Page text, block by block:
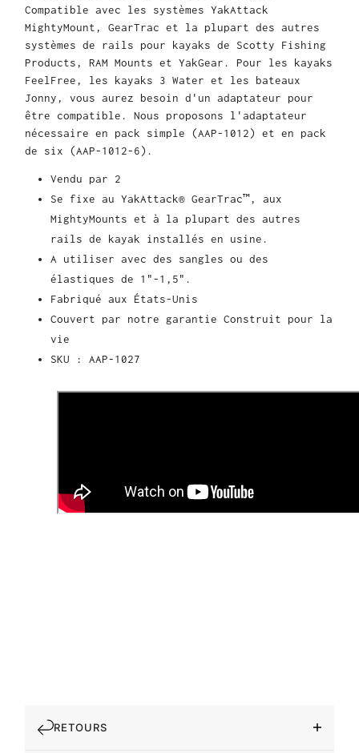
Compatible avec les systèmes YakAttack
MightyMount, GearTrac et la plupart des autres
systèmes de rails pour kayaks de Scotty Fishing
Products, RAM Mounts et YakGear. Pour les kayaks
FeelFree, les kayaks 3 Water et les bateaux
Jonny, vous aurez besoin d'un adaptateur pour
être compatible. Nous proposons l'adaptateur
nécessaire en pack simple (AAP-1012) et en pack
de six (AAP-1012-6).
Vendu par 2
Se fixe au YakAttack® GearTrac™, aux
MightyMounts et à la plupart des autres
rails de kayak installés en usine.
A utiliser avec des sangles ou des
élastiques de 1"-1,5".
Fabriqué aux États-Unis
Couvert par notre garantie Construit pour la
vie
SKU : AAP-1027
RETOURS